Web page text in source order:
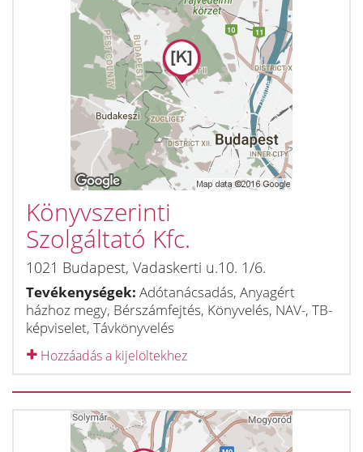
Könyvszerinti
Szolgáltató Kfc.
1021 Budapest, Vadaskerti u.10. 1/6.
Tevékenységek: Adótanácsadás, Anyagért
házhoz megy, Bérszámfejtés, Könyvelés, NAV-, TB-
képviselet, Távkönyvelés
Hozzáadás a kijelöltekhez